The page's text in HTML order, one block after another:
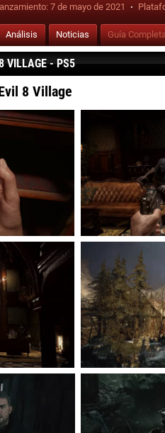
7 de mayo de 2021 ·
Análisis Noticias Guía Completa
VILLAGE - PS5
8 Village